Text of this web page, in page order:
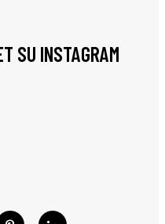
SU INSTAGRAM